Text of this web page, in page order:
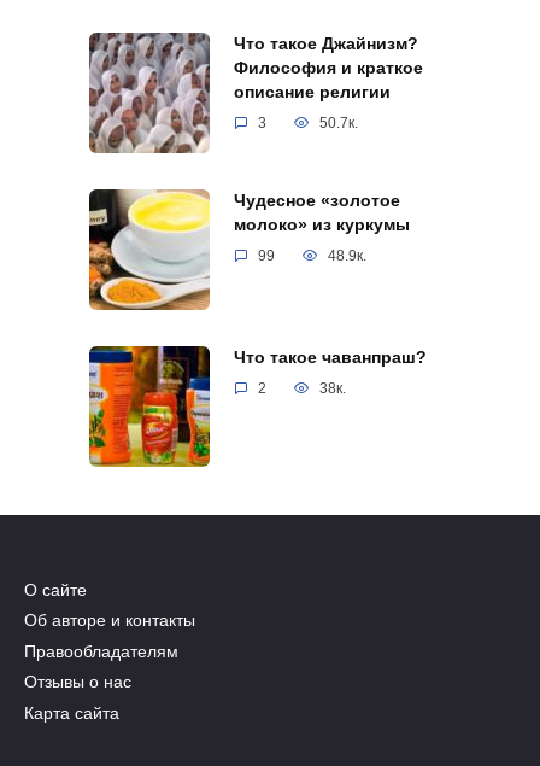
Что такое Джайнизм?
Философия и краткое
описание религии
3 50.7к.
Чудесное «золотое
молоко» из куркумы
99 48.9к.
Что такое чаванпраш?
2 38к.
О сайте
Об авторе и контакты
Правообладателям
Отзывы о нас
Карта сайта